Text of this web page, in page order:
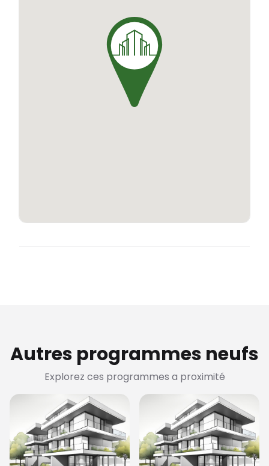
conçus pour offrir une qualité de vie supérieure,
avec des espaces bien agencés, baignés de
lumière naturelle. Venez vivre l'expérience d'une
vie moderne et confortable avec L'Envol!
Autres programmes neufs
Explorez ces programmes a proximité